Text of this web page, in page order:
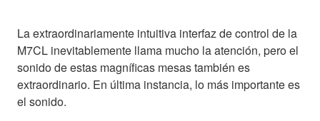
La extraordinariamente intuitiva interfaz de control de la
M7CL inevitablemente llama mucho la atención, pero el
sonido de estas magníficas mesas también es
extraordinario. En última instancia, lo más importante es
el sonido.